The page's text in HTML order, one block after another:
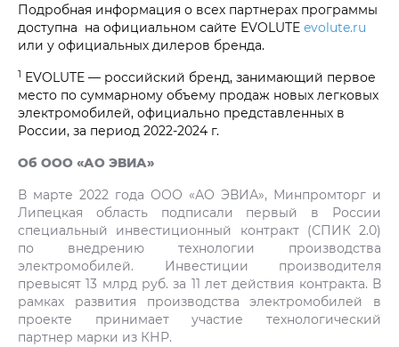
Подробная информация о всех партнерах программы
доступна на официальном сайте EVOLUTE evolute.ru
или у официальных дилеров бренда.
1 EVOLUTE — российский бренд, занимающий первое
место по суммарному объему продаж новых легковых
электромобилей, официально представленных в
России, за период 2022-2024 г.
Об ООО «АО ЭВИА»
В марте 2022 года ООО «АО ЭВИА», Минпромторг и
Липецкая область подписали первый в России
специальный инвестиционный контракт (СПИК 2.0)
по внедрению технологии производства
электромобилей. Инвестиции производителя
превысят 13 млрд руб. за 11 лет действия контракта. В
рамках развития производства электромобилей в
проекте принимает участие технологический
партнер марки из КНР.